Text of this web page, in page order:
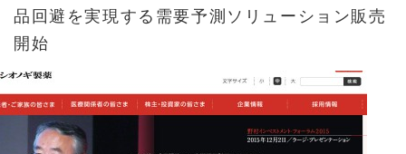
品回避を実現する需要予測ソリューション販売
開始